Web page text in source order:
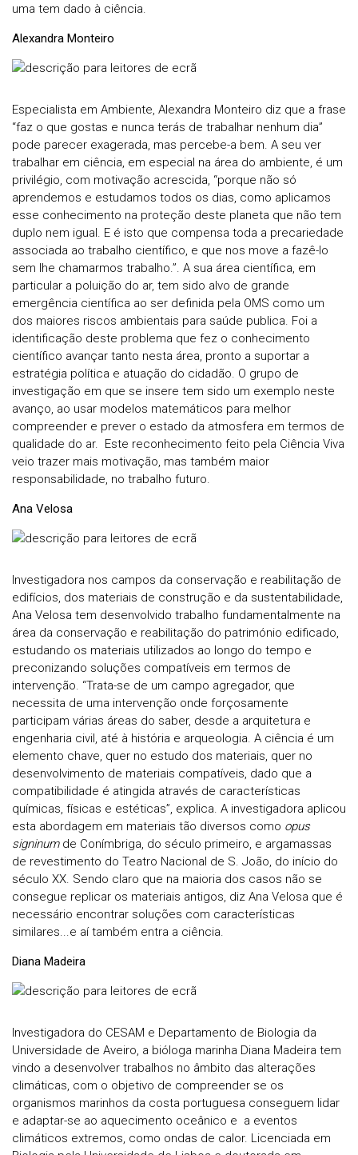
uma tem dado à ciência.
Alexandra Monteiro
Especialista em Ambiente, Alexandra Monteiro diz que a frase
“faz o que gostas e nunca terás de trabalhar nenhum dia”
pode parecer exagerada, mas percebe-a bem. A seu ver
trabalhar em ciência, em especial na área do ambiente, é um
privilégio, com motivação acrescida, “porque não só
aprendemos e estudamos todos os dias, como aplicamos
esse conhecimento na proteção deste planeta que não tem
duplo nem igual. E é isto que compensa toda a precariedade
associada ao trabalho científico, e que nos move a fazê-lo
sem lhe chamarmos trabalho.”. A sua área científica, em
particular a poluição do ar, tem sido alvo de grande
emergência científica ao ser definida pela OMS como um
dos maiores riscos ambientais para saúde publica. Foi a
identificação deste problema que fez o conhecimento
científico avançar tanto nesta área, pronto a suportar a
estratégia política e atuação do cidadão. O grupo de
investigação em que se insere tem sido um exemplo neste
avanço, ao usar modelos matemáticos para melhor
compreender e prever o estado da atmosfera em termos de
qualidade do ar. Este reconhecimento feito pela Ciência Viva
veio trazer mais motivação, mas também maior
responsabilidade, no trabalho futuro.
Ana Velosa
Investigadora nos campos da conservação e reabilitação de
edifícios, dos materiais de construção e da sustentabilidade,
Ana Velosa tem desenvolvido trabalho fundamentalmente na
área da conservação e reabilitação do património edificado,
estudando os materiais utilizados ao longo do tempo e
preconizando soluções compatíveis em termos de
intervenção. “Trata-se de um campo agregador, que
necessita de uma intervenção onde forçosamente
participam várias áreas do saber, desde a arquitetura e
engenharia civil, até à história e arqueologia. A ciência é um
elemento chave, quer no estudo dos materiais, quer no
desenvolvimento de materiais compatíveis, dado que a
compatibilidade é atingida através de características
químicas, físicas e estéticas”, explica. A investigadora aplicou
esta abordagem em materiais tão diversos como opus
signinumde Conímbriga, do século primeiro, e argamassas
de revestimento do Teatro Nacional de S. João, do início do
século XX. Sendo claro que na maioria dos casos não se
consegue replicar os materiais antigos, diz Ana Velosa que é
necessário encontrar soluções com características
similares...e aí também entra a ciência.
Diana Madeira
Investigadora do CESAM e Departamento de Biologia da
Universidade de Aveiro, a bióloga marinha Diana Madeira tem
vindo a desenvolver trabalhos no âmbito das alterações
climáticas, com o objetivo de compreender se os
organismos marinhos da costa portuguesa conseguem lidar
e adaptar-se ao aquecimento oceânico e a eventos
climáticos extremos, como ondas de calor. Licenciada em